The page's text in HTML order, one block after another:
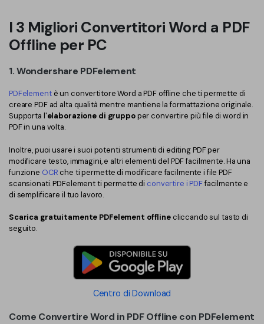
Traduzione PDF AI
Chat con immagine
Rilevatore di contenuti AI
Leggi PDF con AI
Chat con documento
Storie di clienti
Recensioni di clienti
Confronto dei software PDF
Guida utente
PDFelement per Windows
PDFelement per Mac
PDFelement per iOS
PDFelement per Android
Contatta il supporto
Specifiche tecniche
I 3 Migliori Convertitori Word a PDF
Offline per PC
1. Wondershare PDFelement
PDFelementè un convertitore Word a PDF offline che ti permette di
creare PDF ad alta qualità mentre mantiene la formattazione originale.
Supporta l'elaborazione di gruppoper convertire più file di word in
PDF in una volta.
Inoltre, puoi usare i suoi potenti strumenti di editing PDF per
modificare testo, immagini, e altri elementi del PDF facilmente. Ha una
funzione OCR che ti permette di modificare facilmente i file PDF
scansionati. PDFelement ti permette di convertire i PDFfacilmente e
di semplificare il tuo lavoro.
Scarica gratuitamente PDFelement offlinecliccando sul tasto di
seguito.
Centro di Download
Come Convertire Word in PDF Offline con PDFelement